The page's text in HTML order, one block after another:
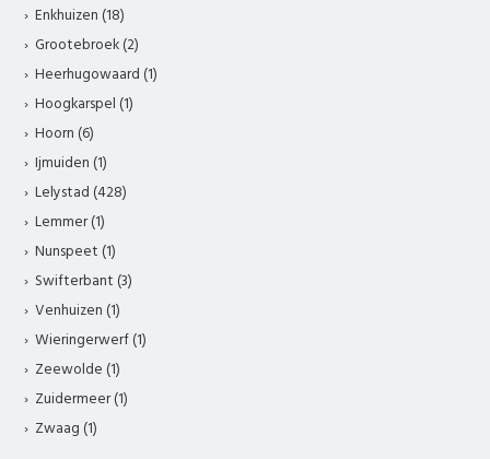
Enkhuizen (18)
Grootebroek (2)
Heerhugowaard (1)
Hoogkarspel (1)
Hoorn (6)
Ijmuiden (1)
Lelystad (428)
Lemmer (1)
Nunspeet (1)
Swifterbant (3)
Venhuizen (1)
Wieringerwerf (1)
Zeewolde (1)
Zuidermeer (1)
Zwaag (1)